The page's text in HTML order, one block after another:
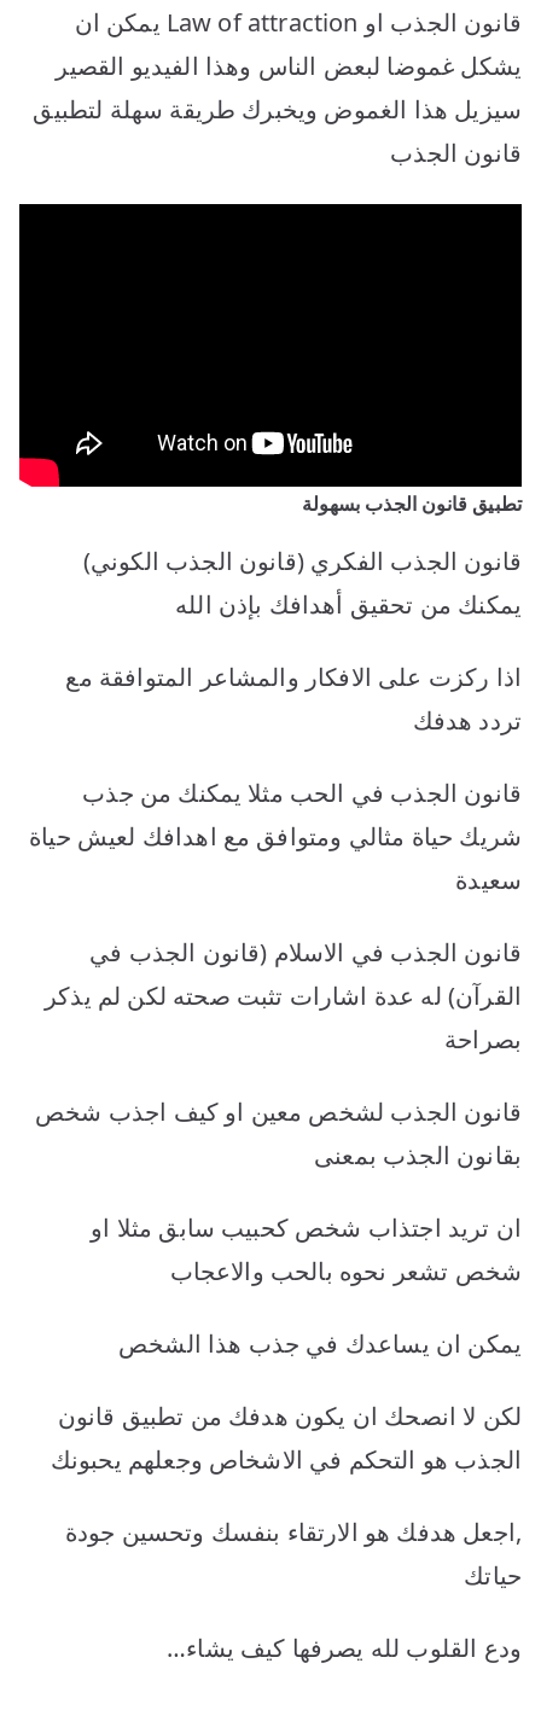
قانون الجذب او Law of attraction يمكن ان
يشكل غموضا لبعض الناس وهذا الفيديو القصير
سيزيل هذا الغموض ويخبرك طريقة سهلة لتطبيق
قانون الجذب
تطبيق قانون الجذب بسهولة
قانون الجذب الفكري (قانون الجذب الكوني)
يمكنك من تحقيق أهدافك بإذن الله
اذا ركزت على الافكار والمشاعر المتوافقة مع
تردد هدفك
قانون الجذب في الحب مثلا يمكنك من جذب
شريك حياة مثالي ومتوافق مع اهدافك لعيش حياة
سعيدة
قانون الجذب في الاسلام (قانون الجذب في
القرآن) له عدة اشارات تثبت صحته لكن لم يذكر
بصراحة
قانون الجذب لشخص معين او كيف اجذب شخص
بقانون الجذب بمعنى
ان تريد اجتذاب شخص كحبيب سابق مثلا او
شخص تشعر نحوه بالحب والاعجاب
يمكن ان يساعدك في جذب هذا الشخص
لكن لا انصحك ان يكون هدفك من تطبيق قانون
الجذب هو التحكم في الاشخاص وجعلهم يحبونك
,اجعل هدفك هو الارتقاء بنفسك وتحسين جودة
حياتك
ودع القلوب لله يصرفها كيف يشاء…